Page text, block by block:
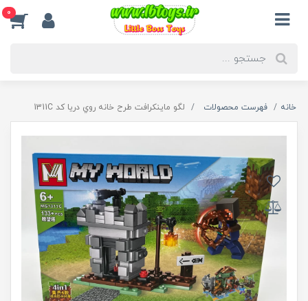
0
خانه فهرست محصولات لگو ماینکرافت طرح خانه روي دریا کد 1311C